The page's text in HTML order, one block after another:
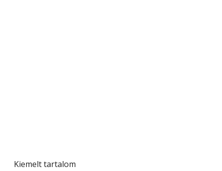
Kiemelt tartalom